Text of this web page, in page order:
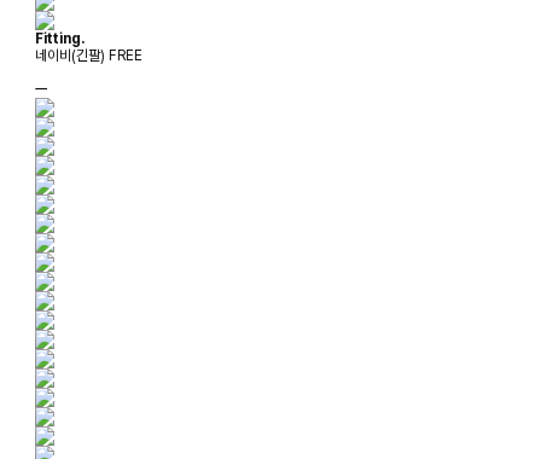
Fitting.
네이비(긴팔) FREE
ㅡ